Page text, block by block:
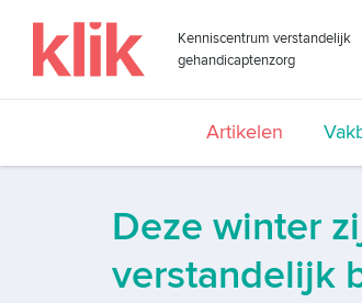
Kenniscentrum verstandelijk
gehandicaptenzorg
Artikelen
Deze winter
verstandelijk